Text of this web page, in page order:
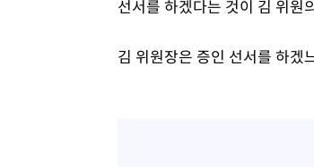
선서를 하겠다는 것이 김 위원
김 위원장은 증인 선서를 하겠